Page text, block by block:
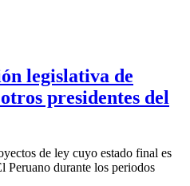
legislativa de
presidentes del
de ley cuyo estado final es
durante los periodos